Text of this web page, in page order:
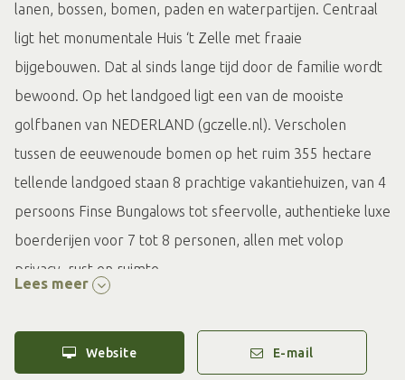
lanen, bossen, bomen, paden en waterpartijen. Centraal
ligt het monumentale Huis ‘t Zelle met fraaie
bijgebouwen. Dat al sinds lange tijd door de familie wordt
bewoond. Op het landgoed ligt een van de mooiste
golfbanen van NEDERLAND (gczelle.nl). Verscholen
tussen de eeuwenoude bomen op het ruim 355 hectare
tellende landgoed staan 8 prachtige vakantiehuizen, van 4
persoons Finse Bungalows tot sfeervolle, authentieke luxe
boerderijen voor 7 tot 8 personen, allen met volop
privacy, rust en ruimte.
Lees meer
Website E-mail